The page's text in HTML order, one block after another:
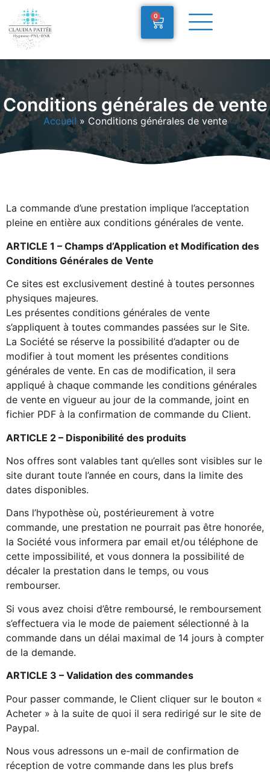
0
Conditions générales de vente
Accueil » Conditions générales de vente
La commande d’une prestation implique l’acceptation
pleine en entière aux conditions générales de vente.
ARTICLE 1 – Champs d’Application et Modification des
Conditions Générales de Vente
Ce sites est exclusivement destiné à toutes personnes
physiques majeures.
Les présentes conditions générales de vente
s’appliquent à toutes commandes passées sur le Site.
La Société se réserve la possibilité d’adapter ou de
modifier à tout moment les présentes conditions
générales de vente. En cas de modification, il sera
appliqué à chaque commande les conditions générales
de vente en vigueur au jour de la commande, joint en
fichier PDF à la confirmation de commande du Client.
ARTICLE 2 – Disponibilité des produits
Nos offres sont valables tant qu’elles sont visibles sur le
site durant toute l’année en cours, dans la limite des
dates disponibles.
Dans l’hypothèse où, postérieurement à votre
commande, une prestation ne pourrait pas être honorée,
la Société vous informera par email et/ou téléphone de
cette impossibilité, et vous donnera la possibilité de
décaler la prestation dans le temps, ou vous
rembourser.
Si vous avez choisi d’être remboursé, le remboursement
s’effectuera via le mode de paiement sélectionné à la
commande dans un délai maximal de 14 jours à compter
de la demande.
ARTICLE 3 – Validation des commandes
Pour passer commande, le Client cliquer sur le bouton «
Acheter » à la suite de quoi il sera redirigé sur le site de
Paypal.
Nous vous adressons un e-mail de confirmation de
réception de votre commande dans les plus brefs